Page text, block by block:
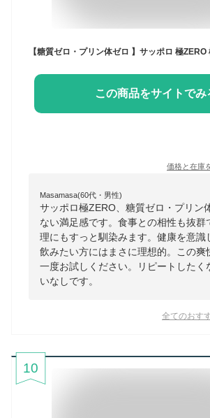
この商品をサイトでみ
価格と在庫
Masamasa(60代・男性)
サッポロ極ZERO、糖質ゼロ・プリン
ない満足感です。食事との相性も抜群
理にもすっと馴染みます。健康を意識
飲みたい方にはまさに理想的。この爽
一度お試しください。リピートしたく
いなしです。
全てのおす
10